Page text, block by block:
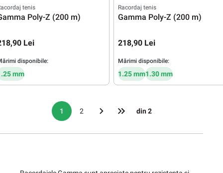
tenis
Poly-Z (200 m)
Lei
disponibile:
mm
Racordaj tenis
Gamma Poly-Z (200 m)
218,90 Lei
Mărimi disponibile:
1.25 mm1.30 mm
1 2 din 2